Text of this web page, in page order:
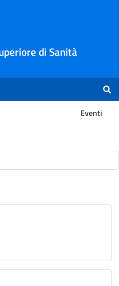
di Sanità
Eventi
Ricerca -